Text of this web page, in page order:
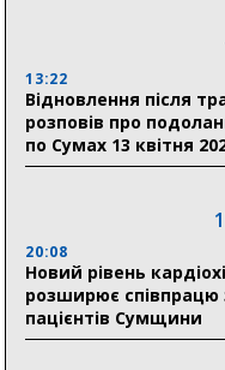
17:52
«Укрексімбанк»
Пенсійному фонді
людям
Артем Кобзар
відзнаки
19:38
13:22
Відновлення після
розповів про
по Сумах 13 квітня
20:08
Новий рівень
розширює співпрацю
пацієнтів Сумщини